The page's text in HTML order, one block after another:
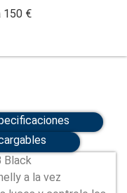
150 €
Black
a la vez